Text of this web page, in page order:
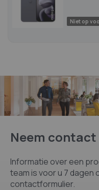
Niet op
Neem
Informatie over een
team is voor u 7 dagen
contactformulier.